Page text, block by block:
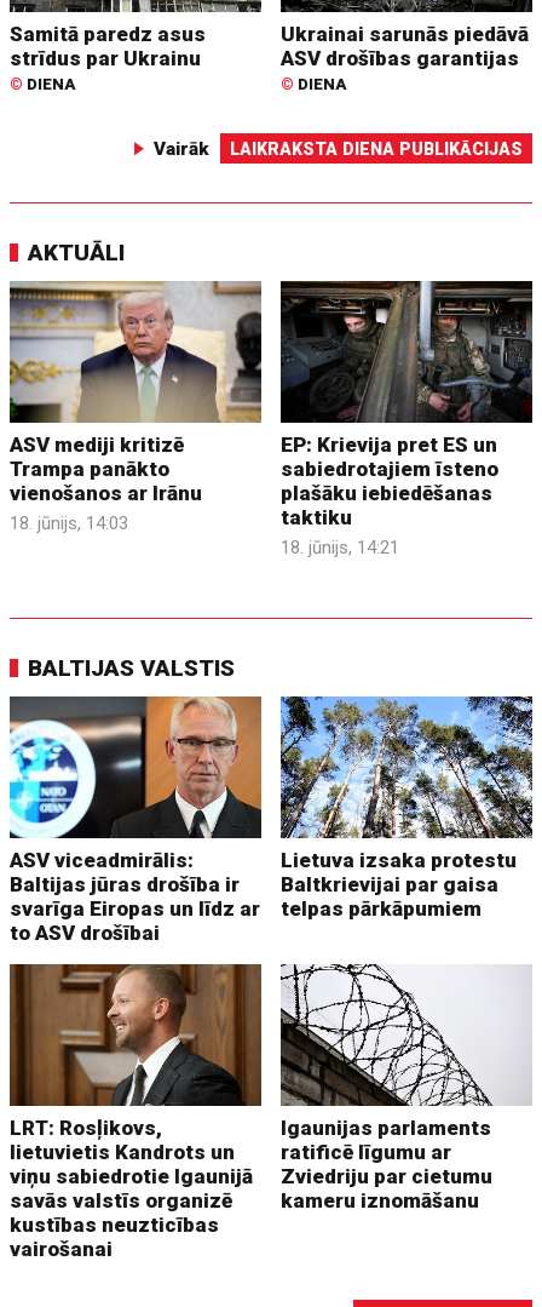
Samitā paredz asus
strīdus par Ukrainu
© DIENA
Ukrainai sarunās piedāvā
ASV drošības garantijas
© DIENA
Vairāk LAIKRAKSTA DIENA PUBLIKĀCIJAS
AKTUĀLI
ASV mediji kritizē
Trampa panākto
vienošanos ar Irānu
18. jūnijs, 14:03
EP: Krievija pret ES un
sabiedrotajiem īsteno
plašāku iebiedēšanas
taktiku
18. jūnijs, 14:21
BALTIJAS VALSTIS
ASV viceadmirālis:
Baltijas jūras drošība ir
svarīga Eiropas un līdz ar
to ASV drošībai
Lietuva izsaka protestu
Baltkrievijai par gaisa
telpas pārkāpumiem
LRT: Rosļikovs,
lietuvietis Kandrots un
viņu sabiedrotie Igaunijā
savās valstīs organizē
kustības neuzticības
vairošanai
Igaunijas parlaments
ratificē līgumu ar
Zviedriju par cietumu
kameru iznomāšanu